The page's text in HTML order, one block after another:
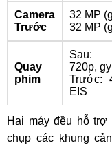
Camera
Trước
32 MP
32 MP
Quay
phim
Sau:
720p,
Trước:
EIS
Hai máy đều hỗ trợ
chụp các khung